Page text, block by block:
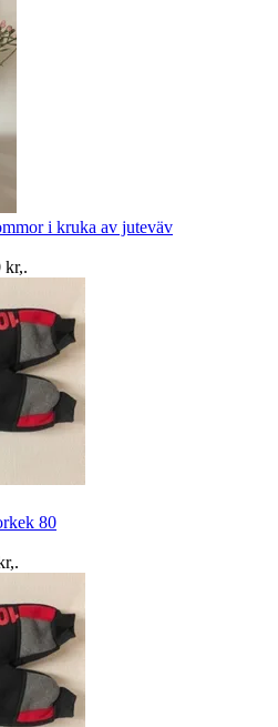
i kruka av juteväv
kr,.
80
,.